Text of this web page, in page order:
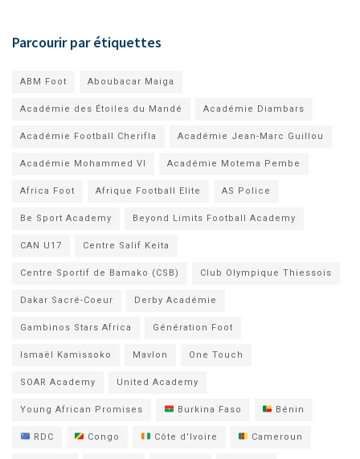
Parcourir par étiquettes
ABM Foot Aboubacar Maiga
Académie des Étoiles du Mandé Académie Diambars
Académie Football Cherifla Académie Jean-Marc Guillou
Académie Mohammed VI Académie Motema Pembe
Africa Foot Afrique Football Elite AS Police
Be Sport Academy Beyond Limits Football Academy
CAN U17 Centre Salif Keita
Centre Sportif de Bamako (CSB) Club Olympique Thiessois
Dakar Sacré-Coeur Derby Académie
Gambinos Stars Africa Génération Foot
Ismaël Kamissoko Mavlon One Touch
SOAR Academy United Academy
Young African Promises Burkina Faso Bénin
RDC Congo Côte d'Ivoire Cameroun